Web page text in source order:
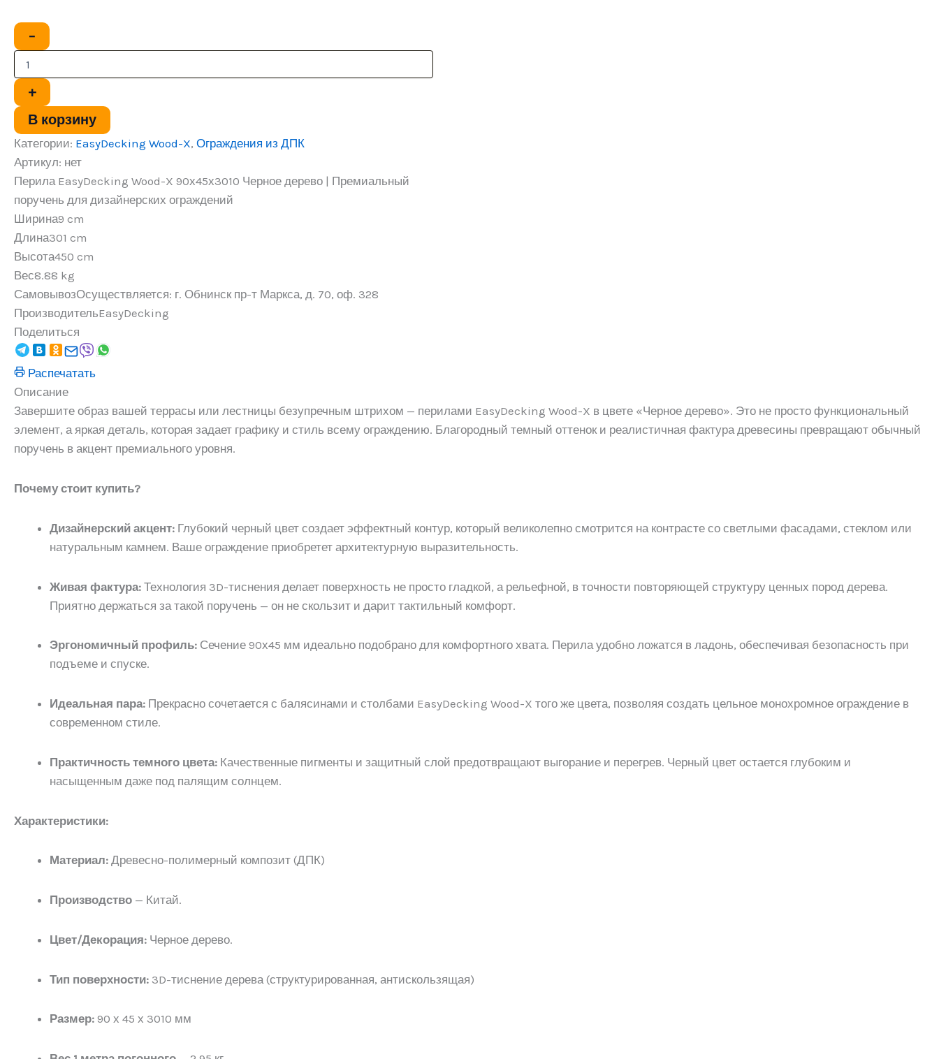
−
Количество
товара
Wood-
X
Черное
дерево
+
В корзину
Категории: EasyDecking Wood-X, Ограждения из ДПК
Артикул: нет
Перила EasyDecking Wood-X 90х45х3010 Черное дерево | Премиальный
поручень для дизайнерских ограждений
Ширина9 cm
Длина301 cm
Высота450 cm
Вес8.88 kg
СамовывозОсуществляется: г. Обнинск пр-т Маркса, д. 70, оф. 328
ПроизводительEasyDecking
Поделиться
Распечатать
Описание
Завершите образ вашей террасы или лестницы безупречным штрихом — перилами EasyDecking Wood-X в цвете «Черное дерево». Это не просто функциональный
элемент, а яркая деталь, которая задает графику и стиль всему ограждению. Благородный темный оттенок и реалистичная фактура древесины превращают обычный
поручень в акцент премиального уровня.
Почему стоит купить?
Дизайнерский акцент: Глубокий черный цвет создает эффектный контур, который великолепно смотрится на контрасте со светлыми фасадами, стеклом или
натуральным камнем. Ваше ограждение приобретет архитектурную выразительность.
Живая фактура: Технология 3D-тиснения делает поверхность не просто гладкой, а рельефной, в точности повторяющей структуру ценных пород дерева.
Приятно держаться за такой поручень — он не скользит и дарит тактильный комфорт.
Эргономичный профиль: Сечение 90х45 мм идеально подобрано для комфортного хвата. Перила удобно ложатся в ладонь, обеспечивая безопасность при
подъеме и спуске.
Идеальная пара: Прекрасно сочетается с балясинами и столбами EasyDecking Wood-X того же цвета, позволяя создать цельное монохромное ограждение в
современном стиле.
Практичность темного цвета: Качественные пигменты и защитный слой предотвращают выгорание и перегрев. Черный цвет остается глубоким и
насыщенным даже под палящим солнцем.
Характеристики:
Материал: Древесно-полимерный композит (ДПК)
Производство — Китай.
Цвет/Декорация: Черное дерево.
Тип поверхности: 3D-тиснение дерева (структурированная, антискользящая)
Размер: 90 х 45 х 3010 мм